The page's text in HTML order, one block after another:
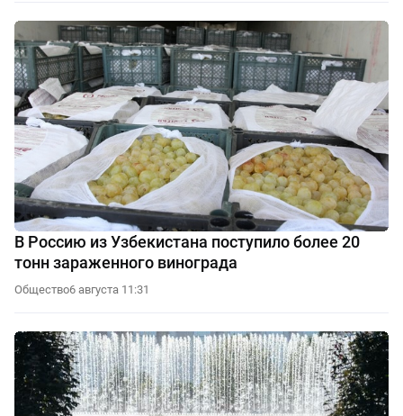
В Россию из Узбекистана поступило более 20
тонн зараженного винограда
Общество6 августа 11:31